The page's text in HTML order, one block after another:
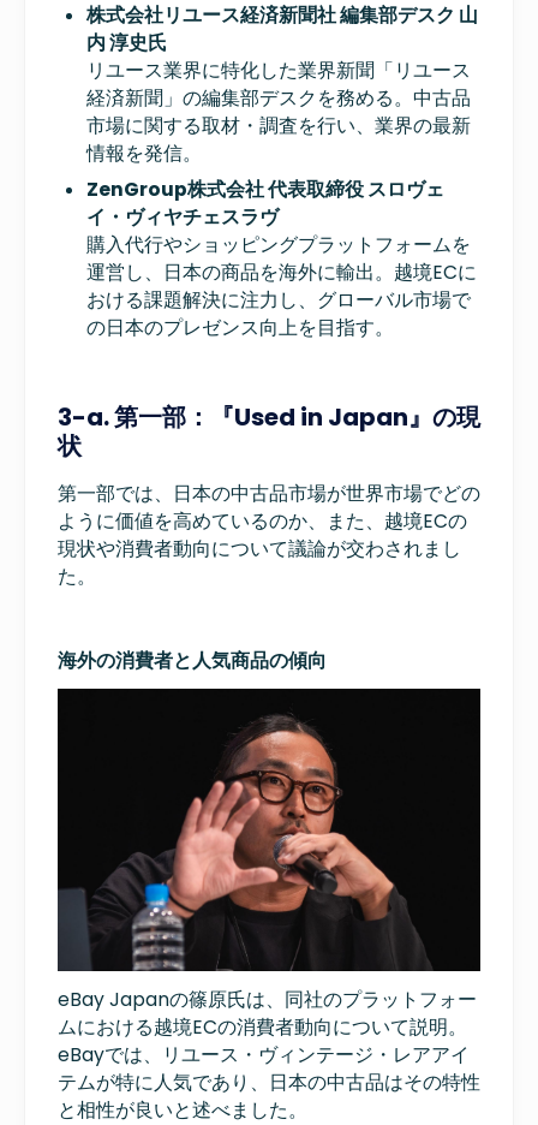
株式会社リユース経済新聞社 編集部デスク 山
内 淳史氏
リユース業界に特化した業界新聞「リユース
経済新聞」の編集部デスクを務める。中古品
市場に関する取材・調査を行い、業界の最新
情報を発信。
ZenGroup株式会社 代表取締役 スロヴェ
イ・ヴィヤチェスラヴ
購入代行やショッピングプラットフォームを
運営し、日本の商品を海外に輸出。越境ECに
おける課題解決に注力し、グローバル市場で
の日本のプレゼンス向上を目指す。
3-a. 第一部：『Used in Japan』の現
状
第一部では、日本の中古品市場が世界市場でどの
ように価値を高めているのか、また、越境ECの
現状や消費者動向について議論が交わされまし
た。
海外の消費者と人気商品の傾向
eBay Japanの篠原氏は、同社のプラットフォー
ムにおける越境ECの消費者動向について説明。
eBayでは、リユース・ヴィンテージ・レアアイ
テムが特に人気であり、日本の中古品はその特性
と相性が良いと述べました。